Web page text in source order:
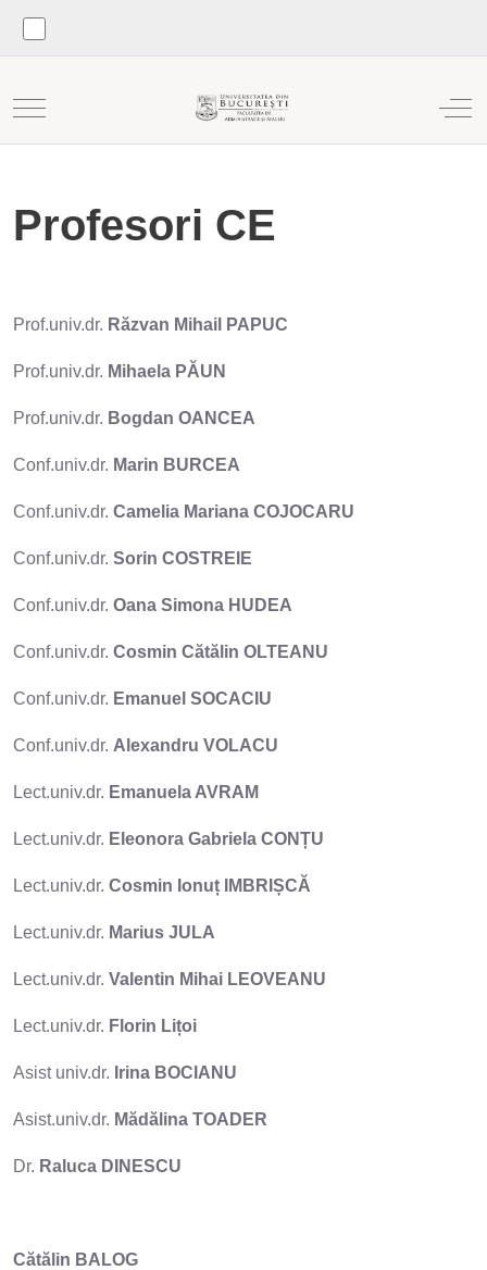
Mobile Menu Toggle Off-
Profesori CE
Prof.univ.dr. Răzvan Mihail PAPUC
Prof.univ.dr. Mihaela PĂUN
Prof.univ.dr. Bogdan OANCEA
Conf.univ.dr. Marin BURCEA
Conf.univ.dr. Camelia Mariana COJOCARU
Conf.univ.dr. Sorin COSTREIE
Conf.univ.dr. Oana Simona HUDEA
Conf.univ.dr. Cosmin Cătălin OLTEANU
Conf.univ.dr. Emanuel SOCACIU
Conf.univ.dr. Alexandru VOLACU
Lect.univ.dr. Emanuela AVRAM
Lect.univ.dr. Eleonora Gabriela CONȚU
Lect.univ.dr. Cosmin Ionuț IMBRIȘCĂ
Lect.univ.dr. Marius JULA
Lect.univ.dr. Valentin Mihai LEOVEANU
Lect.univ.dr. Florin Lițoi
Asist univ.dr. Irina BOCIANU
Asist.univ.dr. Mădălina TOADER
Dr. Raluca DINESCU
Cătălin BALOG